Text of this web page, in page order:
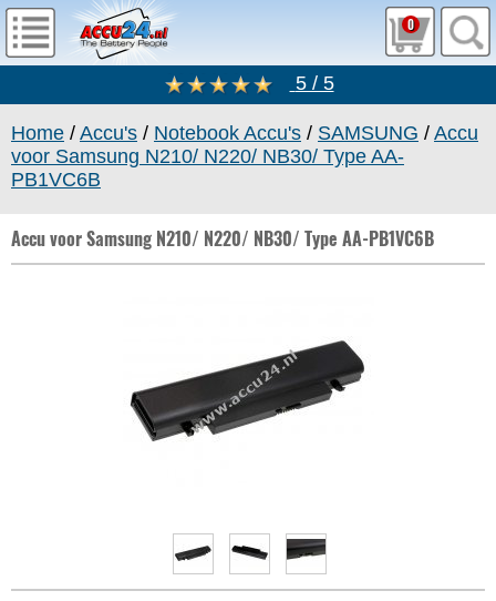
0
5 / 5
Home / Accu's / Notebook Accu's / SAMSUNG / Accu
voor Samsung N210/ N220/ NB30/ Type AA-
PB1VC6B
Accu voor Samsung N210/ N220/ NB30/ Type AA-PB1VC6B